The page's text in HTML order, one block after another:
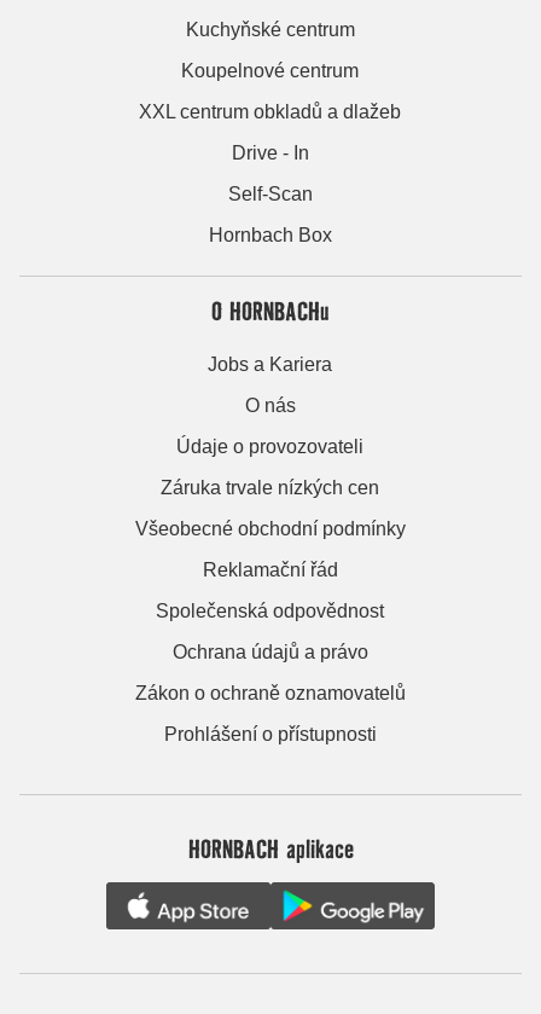
Kuchyňské centrum
Koupelnové centrum
XXL centrum obkladů a dlažeb
Drive - In
Self-Scan
Hornbach Box
O HORNBACHu
Jobs a Kariera
O nás
Údaje o provozovateli
Záruka trvale nízkých cen
Všeobecné obchodní podmínky
Reklamační řád
Společenská odpovědnost
Ochrana údajů a právo
Zákon o ochraně oznamovatelů
Prohlášení o přístupnosti
HORNBACH aplikace